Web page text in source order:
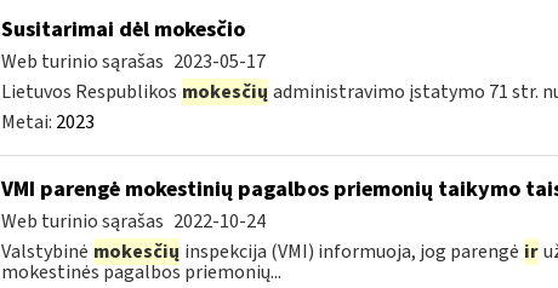
Susitarimai dėl mokesčio
Web turinio sąrašas 2023-05-17
Lietuvos Respublikos mokesčių administravimo įstatymo 71 str.
Metai: 2023
VMI parengė mokestinių pagalbos priemonių taikymo
Web turinio sąrašas 2022-10-24
Valstybinė mokesčių inspekcija (VMI) informuoja, jog parengė ir
mokestinės pagalbos priemonių...